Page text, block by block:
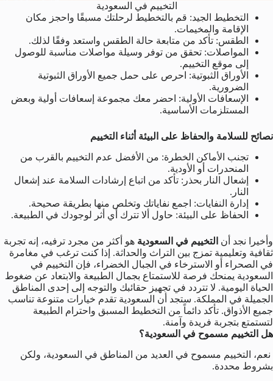
التخييم في السعودية
التخطيط الجيد: قم بالتخطيط لرحلتك مسبقًا واحجز مكان
الإقامة والمخيمات.
الطقس: تأكد من متابعة حالة الطقس واستعد وفقًا لذلك.
المواصلات: تحقق من توفر وسيلة مواصلات مناسبة للوصول
إلى موقع التخييم.
الأوراق الثبوتية: احرص على حمل جميع الأوراق الثبوتية
الضرورية.
الإسعافات الأولية: احضر معك مجموعة إسعافات أولية وبعض
المستلزمات الأساسية.
نصائح للسلامة والحفاظ على البيئة أثناء التخييم
تجنب الأماكن الخطرة: من الأفضل عدم التخييم بالقرب من
المنحدرات أو الأودية.
إشعال النار بحذر: تأكد من اتباع إرشادات السلامة عند إشعال
النار.
إدارة النفايات: اجمع نفاياتك وتخلص منها بطريقة صحيحة.
الحفاظ على البيئة: حاول ألا تترك أي أثر لوجودك في الطبيعة.
وأخيرا نجد أن التخييم في السعودية هو أكثر من مجرد ترفيه، إنه تجربة
ثقافية وتعليمية تمزج بين التراث والحداثة. إذا كنت ترغب في مغامرة
في الصحراء أو الاسترخاء في الجبال الخضراء، فإن التخييم في
السعودية يمنحك فرصة للاستمتاع بجمال الطبيعة والابتعاد عن ضغوط
الحياة اليومية. لا تتردد في تجهيز حقائبك والتوجه إلى إحدى المناطق
الجميلة في المملكة. ستجد أن السعودية تقدم خيارات متنوعة تناسب
جميع الأذواق. تأكد دائماً من التخطيط المسبق واحترام الطبيعة
لتستمتع بتجربة فريدة وآمنة.
هل التخييم مسموح في السعودية؟
نعم، التخييم مسموح في العديد من المناطق في السعودية، ولكن
بشروط محددة.